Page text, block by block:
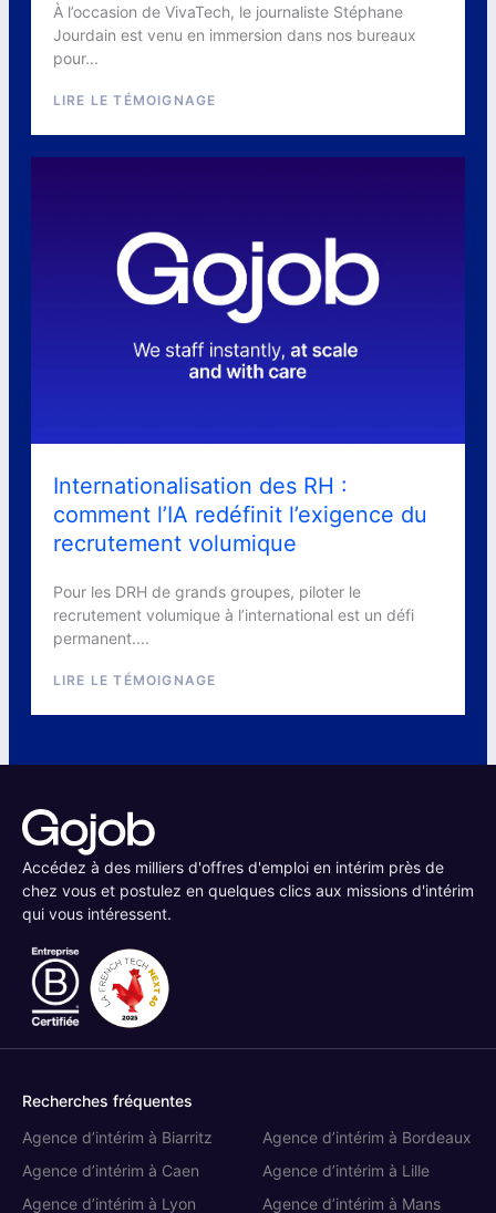
À l’occasion de VivaTech, le journaliste Stéphane
Jourdain est venu en immersion dans nos bureaux
pour...
LIRE LE TÉMOIGNAGE
Internationalisation des RH :
comment l’IA redéfinit l’exigence du
recrutement volumique
Pour les DRH de grands groupes, piloter le
recrutement volumique à l’international est un défi
permanent....
LIRE LE TÉMOIGNAGE
Accédez à des milliers d'offres d'emploi en intérim près de
chez vous et postulez en quelques clics aux missions d'intérim
qui vous intéressent.
Recherches fréquentes
Agence d’intérim à Biarritz
Agence d’intérim à Bordeaux
Agence d’intérim à Caen
Agence d’intérim à Lille
Agence d’intérim à Lyon
Agence d’intérim à Mans